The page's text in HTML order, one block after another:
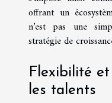
offrant un
n’est pas une
stratégie de
Flexibilité
les talents